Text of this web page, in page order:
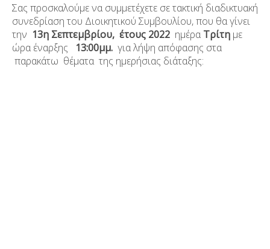
Σας προσκαλούμε να συμμετέχετε σε τακτική διαδικτυακή
συνεδρίαση του Διοικητικού Συμβουλίου, που θα γίνει
την 13η Σεπτεμβρίου, έτους 2022 ημέρα Τρίτη με
ώρα έναρξης
13:00μμ. για λήψη απόφασης στα
παρακάτω θέματα της ημερήσιας διάταξης: